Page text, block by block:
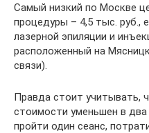
Самый низкий по Москве
процедуры – 4,5 тыс. руб.,
лазерной эпиляции и
расположенный на
связи).
Правда стоит учитывать,
стоимости уменьшен в
пройти один сеанс,